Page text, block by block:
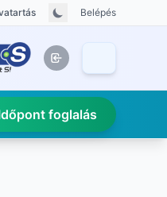
Belépés
foglalás